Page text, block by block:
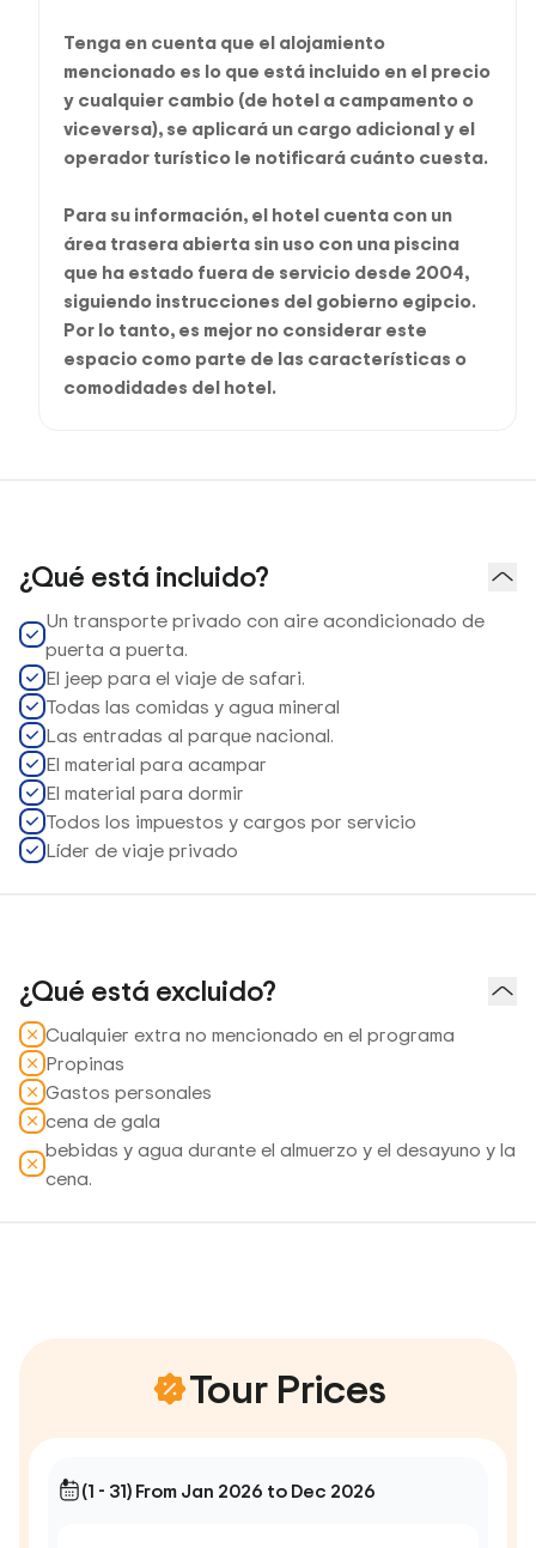
Tenga en cuenta que el alojamiento
mencionado es lo que está incluido en el precio
y cualquier cambio (de hotel a campamento o
viceversa), se aplicará un cargo adicional y el
operador turístico le notificará cuánto cuesta.
Para su información, el hotel cuenta con un
área trasera abierta sin uso con una piscina
que ha estado fuera de servicio desde 2004,
siguiendo instrucciones del gobierno egipcio.
Por lo tanto, es mejor no considerar este
espacio como parte de las características o
comodidades del hotel.
¿Qué está incluido?
Un transporte privado con aire acondicionado de
puerta a puerta.
El jeep para el viaje de safari.
Todas las comidas y agua mineral
Las entradas al parque nacional.
El material para acampar
El material para dormir
Todos los impuestos y cargos por servicio
Líder de viaje privado
¿Qué está excluido?
Cualquier extra no mencionado en el programa
Propinas
Gastos personales
cena de gala
bebidas y agua durante el almuerzo y el desayuno y la
cena.
Tour Prices
(1 - 31) From Jan 2026 to Dec 2026